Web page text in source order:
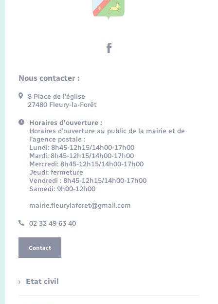
Nous contacter :
8 Place de l’église
27480 Fleury-la-Forêt
Horaires d'ouverture :
Horaires d’ouverture au public de la mairie et de
l’agence postale :
Lundi: 8h45-12h15/14h00-17h00
Mardi: 8h45-12h15/14h00-17h00
Mercredi: 8h45-12h15/14h00-17h00
Jeudi: fermeture
Vendredi : 8h45-12h15/14h00-17h00
Samedi: 9h00-12h00
mairie.fleurylaforet@gmail.com
02 32 49 63 40
Contact
Etat civil